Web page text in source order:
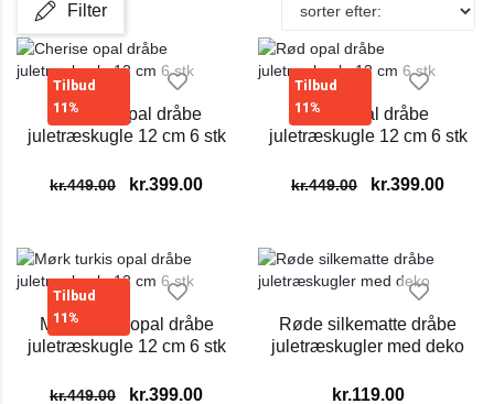
Filter
Tilbud
11%
Cherise opal dråbe
juletræskugle 12 cm 6 stk
kr.449.00 kr.399.00
Tilbud
11%Rød opal dråbe
juletræskugle 12 cm 6 stk
kr.449.00 kr.399.00
Tilbud
11%
Mørk turkis opal dråbe
juletræskugle 12 cm 6 stk
kr.449.00 kr.399.00
Røde silkematte dråbe
juletræskugler med deko
kr.119.00